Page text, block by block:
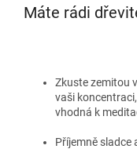
Máte rádi
Zkuste zemitou
vaši
vhodná k
Příjemně sladce